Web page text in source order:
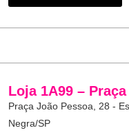
Loja 1A99 –
Praça João Pessoa, 28 -
Negra/SP